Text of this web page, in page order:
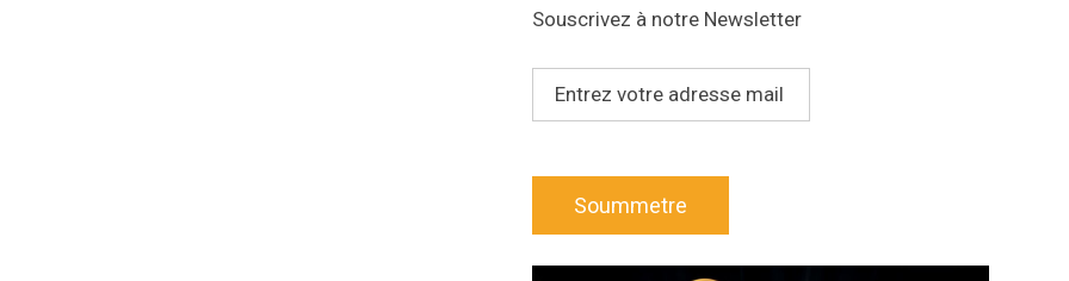
Souscrivez à notre Newsletter